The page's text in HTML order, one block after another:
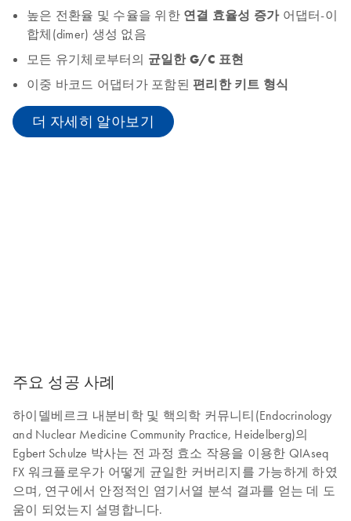
높은 전환율 및 수율을 위한 연결 효율성 증가어댑터-이
합체(dimer) 생성 없음
모든 유기체로부터의 균일한 G/C 표현
이중 바코드 어댑터가 포함된 편리한 키트 형식
더 자세히 알아보기
주요 성공 사례
하이델베르크 내분비학 및 핵의학 커뮤니티(Endocrinology
and Nuclear Medicine Community Practice, Heidelberg)의
Egbert Schulze 박사는 전 과정 효소 작용을 이용한 QIAseq
FX 워크플로우가 어떻게 균일한 커버리지를 가능하게 하였
으며, 연구에서 안정적인 염기서열 분석 결과를 얻는 데 도
움이 되었는지 설명합니다.